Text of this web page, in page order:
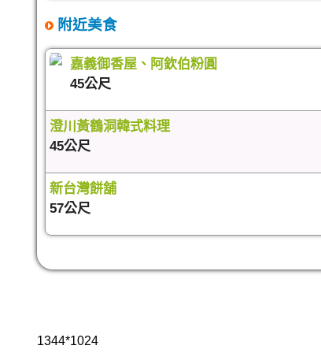
附近美食
嘉義御香屋、阿欽伯粉圓
45公尺
澄川黃鶴洞韓式料理
45公尺
新台灣餅舖
57公尺
1344*1024